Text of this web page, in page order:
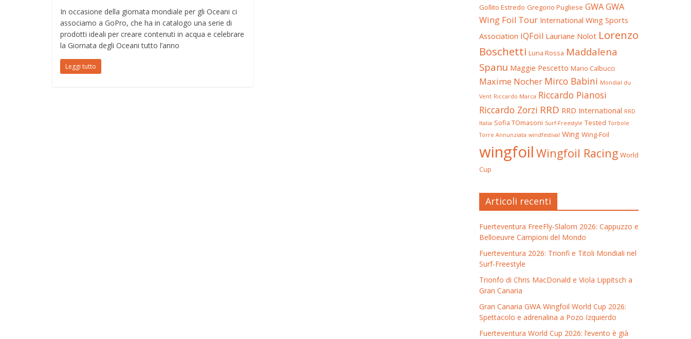
In occasione della giornata mondiale per gli Oceani ci
associamo a GoPro, che ha in catalogo una serie di
prodotti ideali per creare contenuti in acqua e celebrare
la Giornata degli Oceani tutto l’anno
Leggi tutto
Gollito Estredo Gregorio Pugliese GWAGWA
Wing Foil Tour International Wing Sports
Association iQFoil Lauriane Nolot Lorenzo
Boschetti Luna Rossa Maddalena
Spanu Maggie Pescetto Mario Calbucci
Maxime Nocher Mirco Babini Mondial du
Vent Riccardo Marca Riccardo Pianosi
Riccardo Zorzi RRD RRD International RRD
Italia Sofia TOmasoni Surf-Freestyle Tested Torbole
Torre Annunziata windfestival Wing Wing-Foil
wingfoil Wingfoil Racing World
Cup
Articoli recenti
Fuerteventura FreeFly-Slalom 2026: Cappuzzo e
Belloeuvre Campioni del Mondo
Fuerteventura 2026: Trionfi e Titoli Mondiali nel
Surf-Freestyle
Trionfo di Chris MacDonald e Viola Lippitsch a
Gran Canaria
Gran Canaria GWA Wingfoil World Cup 2026:
Spettacolo e adrenalina a Pozo Izquierdo
Fuerteventura World Cup 2026: l’evento è già